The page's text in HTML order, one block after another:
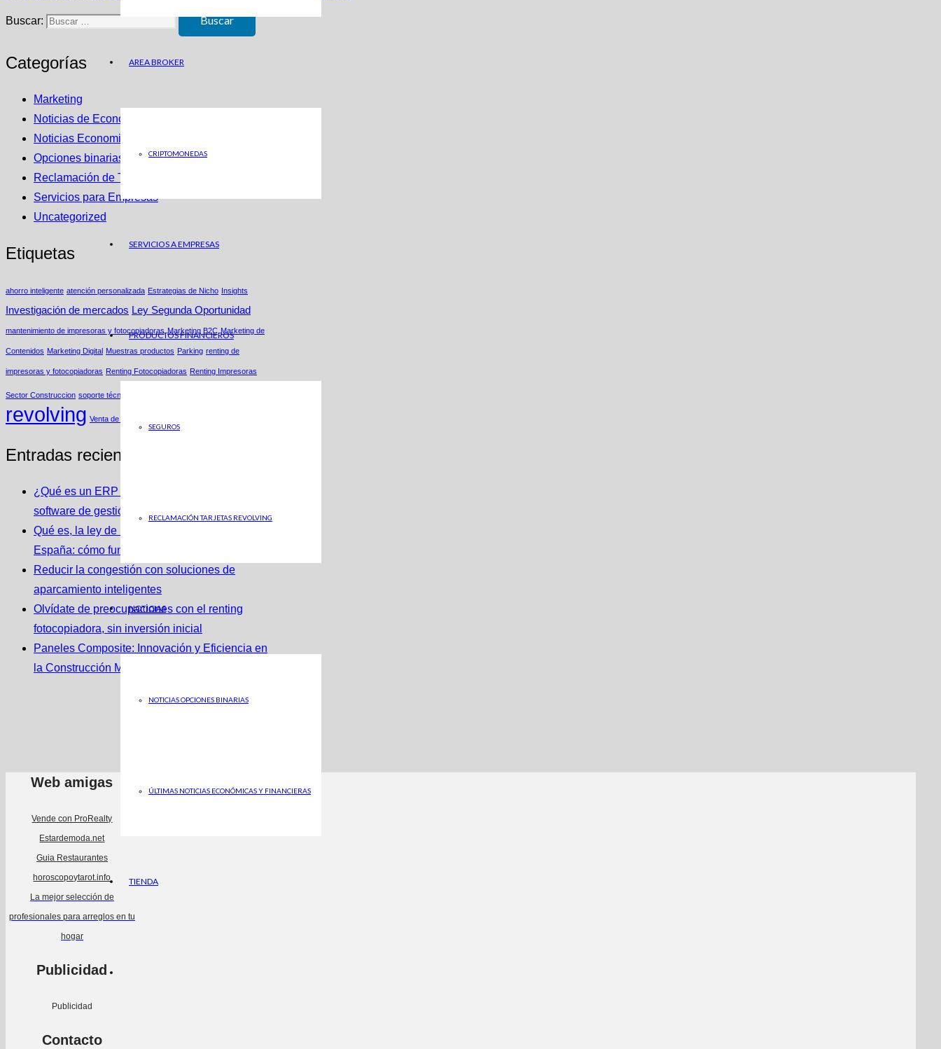
AREA BROKER
CRIPTOMONEDAS
SERVICIOS A EMPRESAS
PRODUCTOS FINANCIEROS
SEGUROS
RECLAMACIÓN TARJETAS REVOLVING
NOTICIAS
NOTICIAS OPCIONES BINARIAS
ÚLTIMAS NOTICIAS ECONÓMICAS Y FINANCIERAS
TIENDA
Buscar:
Categorías
Marketing
Noticias de Economia en ABC
Noticias Economicas
Opciones binarias
Reclamación de Tarjetas Revolving
Servicios para Empresas
Uncategorized
Etiquetas
ahorro inteligente atención personalizada Estrategias de Nicho Insights
Investigación de mercados Ley Segunda Oportunidad
mantenimiento de impresoras y fotocopiadoras Marketing B2C Marketing de
Contenidos Marketing Digital Muestras productos Parking renting de
impresoras y fotocopiadoras Renting Fotocopiadoras Renting Impresoras
Sector Construccion soporte técnico
revolving Venta de Bases de Datos
Entradas recientes
¿Qué es un ERP y cómo se integra con un
software de gestión de almacenes?
Qué es, la ley de la Segunda Oportunidad en
España: cómo funciona y cómo puede ayudarte
Reducir la congestión con soluciones de
aparcamiento inteligentes
Olvídate de preocupaciones con el renting
fotocopiadora, sin inversión inicial
Paneles Composite: Innovación y Eficiencia en
la Construcción Moderna
Web amigas
Vende con ProRealty
Estardemoda.net
Guia Restaurantes
horoscopoytarot.info
La mejor selección de
profesionales para arreglos en tu
hogar
Publicidad
Publicidad
Contacto